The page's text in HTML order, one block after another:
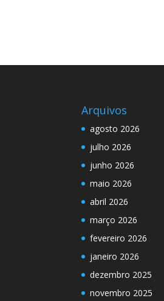
Arquivos
agosto 2026
julho 2026
junho 2026
maio 2026
abril 2026
março 2026
fevereiro 2026
janeiro 2026
dezembro 2025
novembro 2025